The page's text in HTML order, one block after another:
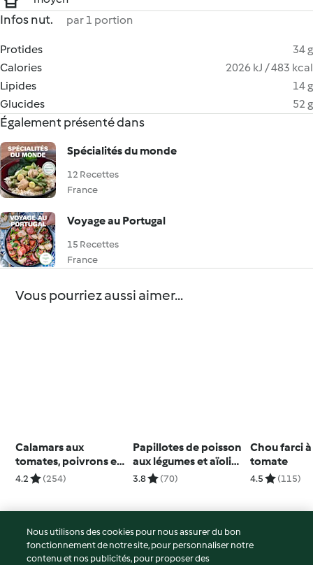
Infos nut. par 1 portion
Protides
34 g
Calories
2026 kJ / 483 kcal
Lipides
14 g
Glucides
52 g
Également présenté dans
Spécialités du monde
12 Recettes
France
Voyage au Portugal
15 Recettes
France
Vous pourriez aussi aimer...
Calamars aux
tomates, poivrons et
paprika
4.2 (254)
Papillotes de poisson
aux légumes et aïoli
au yaourt
3.8 (70)
Chou farci
tomate
4.5 (115)
© Copyright 2026
Nous utilisons des cookies pour nous assurer du bon
fonctionnement de notre site, pour personnaliser notre
contenu et nos publicités, pour proposer des